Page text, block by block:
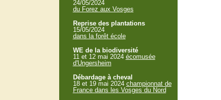
24/05/2024
du Forez aux Vosges
Reprise des plantations
15/05/2024
dans la forêt école
WE de la biodiversité
11 et 12 mai 2024 écomusée
d'Ungersheim
Débardage à cheval
18 et 19 mai 2024 championnat de
France dans les Vosges du Nord